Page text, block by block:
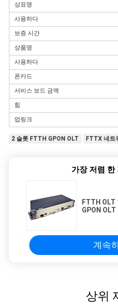
구
하
요
사
이
트
PRIVACY
POLICY
상표명
사용하다
보증 시간
상품명
사용하다
폰카드
서비스 보드 금액
힘
업링크
2 슬롯 FTTH GPON OLT FTTX 네트
가장 저렴 한
FTTH OLT
GPON
계속
상위